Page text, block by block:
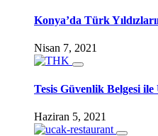
Konya’da Türk
Nisan 7, 2021
Tesis Güvenlik Belgesi
Haziran 5, 2021